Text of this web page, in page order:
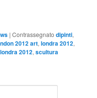
|Contrassegnato dipinti,
2012 art,londra 2012,
2012,scultura